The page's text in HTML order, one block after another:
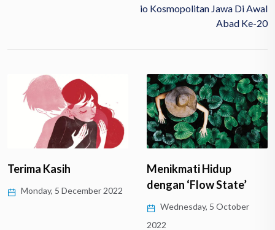
Io Kosmopolitan Jawa Di Awal
Abad Ke-20
Terima Kasih
Monday, 5 December 2022
Menikmati Hidup
dengan ‘Flow State’
Wednesday, 5 October
2022